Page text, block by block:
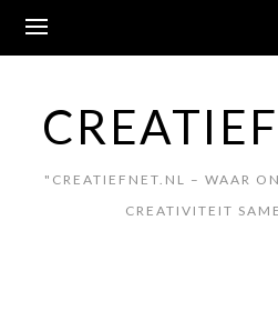
content
"CREATIEFNET.NL – WAAR
CREATIVITEIT